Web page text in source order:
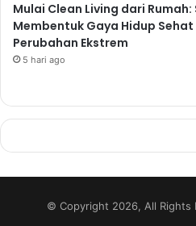
Mulai Clean Living dari
Membentuk Gaya Hidup
Perubahan Ekstrem
5 hari ago
© Copyright 2026, All